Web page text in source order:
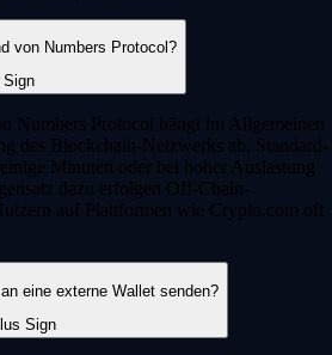
von Numbers Protocol?
Numbers Protocol hängt im Allgemeinen
des Blockchain-Netzwerks ab. Standard-
Minuten oder bei hoher Auslastung
dazu erfolgen Off-Chain-
auf Plattformen wie Crypto.com oft
eine externe Wallet senden?